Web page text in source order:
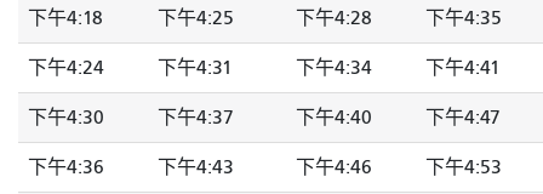
下午4:18 下午4:25 下午4:28 下午4:35
下午4:24 下午4:31 下午4:34 下午4:41
下午4:30 下午4:37 下午4:40 下午4:47
下午4:36 下午4:43 下午4:46 下午4:53